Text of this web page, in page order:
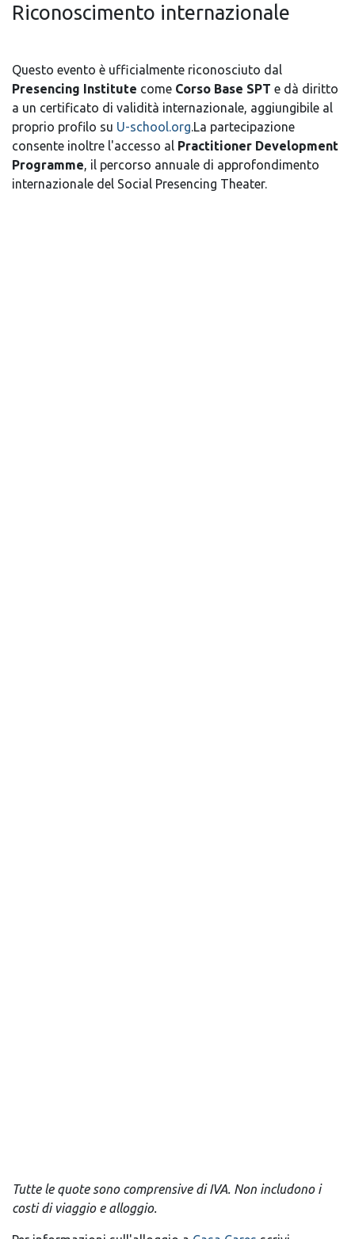
Riconoscimento internazionale
Questo evento è ufficialmente riconosciuto dal
Presencing Institute come Corso Base SPT e dà diritto
a un certificato di validità internazionale, aggiungibile al
proprio profilo su U-school.org.La partecipazione
consente inoltre l'accesso al Practitioner Development
Programme, il percorso annuale di approfondimento
internazionale del Social Presencing Theater.
Tutte le quote sono comprensive di IVA. Non includono i
costi di viaggio e alloggio.